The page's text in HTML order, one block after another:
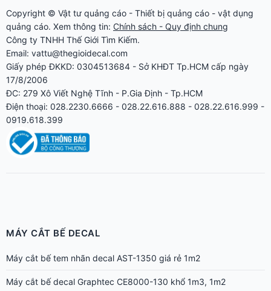
Copyright © Vật tư quảng cáo - Thiết bị quảng cáo - vật dụng
quảng cáo. Xem thông tin: Chính sách - Quy định chung
Công ty TNHH Thế Giới Tìm Kiếm.
Email: vattu@thegioidecal.com
Giấy phép ĐKKD: 0304513684 - Sở KHĐT Tp.HCM cấp ngày
17/8/2006
ĐC: 279 Xô Viết Nghệ Tĩnh - P.Gia Định - Tp.HCM
Điện thoại: 028.2230.6666 - 028.22.616.888 - 028.22.616.999 -
0919.618.399
MÁY CẮT BẾ DECAL
Máy cắt bế tem nhãn decal AST-1350 giá rẻ 1m2
Máy cắt bế decal Graphtec CE8000-130 khổ 1m3, 1m2